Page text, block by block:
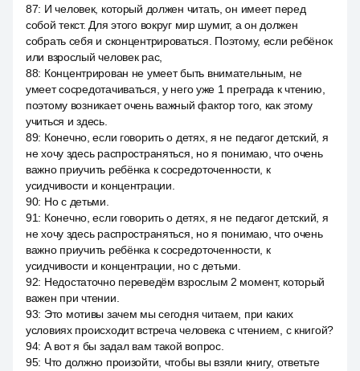
87: И человек, который должен читать, он имеет перед
собой текст. Для этого вокруг мир шумит, а он должен
собрать себя и сконцентрироваться. Поэтому, если ребёнок
или взрослый человек рас,
88: Концентрирован не умеет быть внимательным, не
умеет сосредотачиваться, у него уже 1 преграда к чтению,
поэтому возникает очень важный фактор того, как этому
учиться и здесь.
89: Конечно, если говорить о детях, я не педагог детский, я
не хочу здесь распространяться, но я понимаю, что очень
важно приучить ребёнка к сосредоточенности, к
усидчивости и концентрации.
90: Но с детьми.
91: Конечно, если говорить о детях, я не педагог детский, я
не хочу здесь распространяться, но я понимаю, что очень
важно приучить ребёнка к сосредоточенности, к
усидчивости и концентрации, но с детьми.
92: Недостаточно переведём взрослым 2 момент, который
важен при чтении.
93: Это мотивы зачем мы сегодня читаем, при каких
условиях происходит встреча человека с чтением, с книгой?
94: А вот я бы задал вам такой вопрос.
95: Что должно произойти, чтобы вы взяли книгу, ответьте